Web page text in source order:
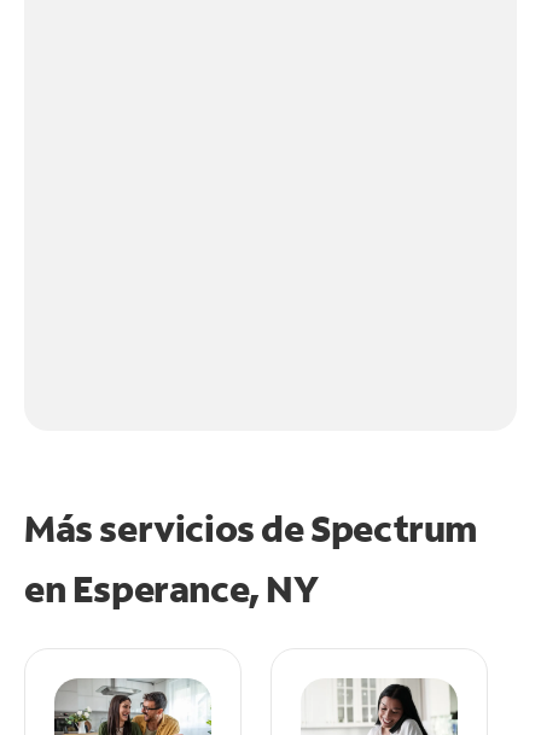
Más servicios de Spectrum
en Esperance, NY